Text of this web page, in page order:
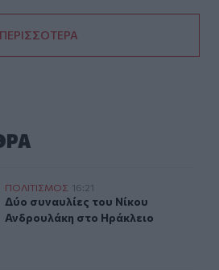
ΠΕΡΙΣΣΟΤΕΡΑ
Ανδρουλάκη στο Ηράκλειο
ΠΟΛΙΤΙΣΜΟΣ 16:21
Δύο συναυλίες του Νίκου
Δύο συναυλίες του Νίκου
Ανδρουλάκη στο Ηράκλειο